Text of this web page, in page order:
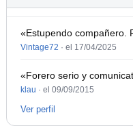
«Estupendo compañero.
Vintage72 · el 17/04/2025
«Forero serio y
klau · el 09/09/2015
Ver perfil